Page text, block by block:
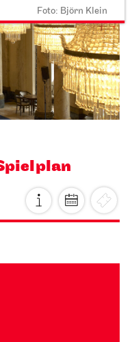
Foto: Björn Klein